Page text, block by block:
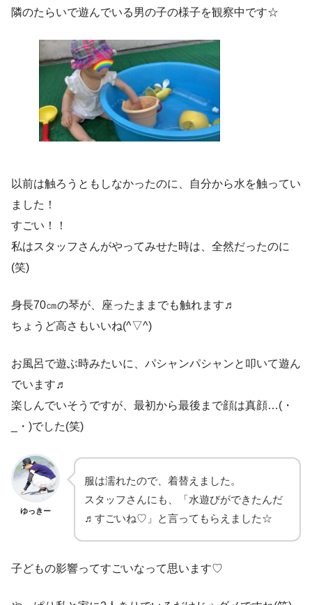
隣のたらいで遊んでいる男の子の様子を観察中です☆
以前は触ろうともしなかったのに、自分から水を触ってい
ました！
すごい！！
私はスタッフさんがやってみせた時は、全然だったのに
(笑)
身長70㎝の琴が、座ったままでも触れます♬
ちょうど高さもいいね(^▽^)
お風呂で遊ぶ時みたいに、パシャンパシャンと叩いて遊ん
でいます♬
楽しんでいそうですが、最初から最後まで顔は真顔…(・
_・)でした(笑)
ゆっきー
服は濡れたので、着替えました。
スタッフさんにも、「水遊びができたんだ
♬すごいね♡」と言ってもらえました☆
子どもの影響ってすごいなって思います♡